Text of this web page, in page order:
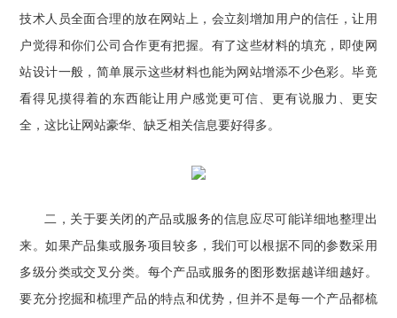
技术人员全面合理的放在网站上，会立刻增加用户的信任，让用
户觉得和你们公司合作更有把握。有了这些材料的填充，即使网
站设计一般，简单展示这些材料也能为网站增添不少色彩。毕竟
看得见摸得着的东西能让用户感觉更可信、更有说服力、更安
全，这比让网站豪华、缺乏相关信息要好得多。
二，关于要关闭的产品或服务的信息应尽可能详细地整理出
来。如果产品集或服务项目较多，我们可以根据不同的参数采用
多级分类或交叉分类。每个产品或服务的图形数据越详细越好。
要充分挖掘和梳理产品的特点和优势，但并不是每一个产品都梳